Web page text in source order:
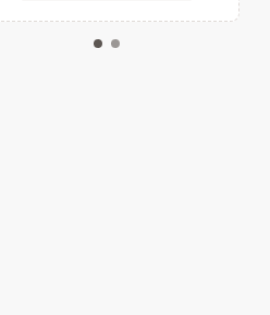
Kalendář událostí
Odebírejte náš newsletter